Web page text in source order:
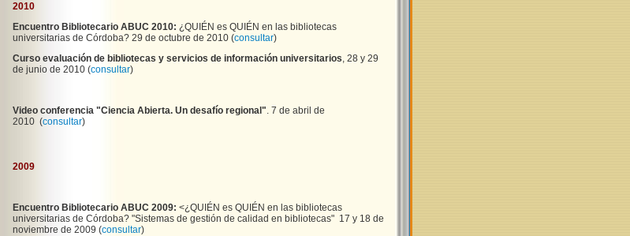
2010
Encuentro Bibliotecario ABUC 2010: ¿QUIÉN es QUIÉN en las bibliotecas
universitarias de Córdoba? 29 de octubre de 2010(consultar)
Curso evaluación de bibliotecas y servicios de información universitarios, 28 y 29
de junio de 2010 (consultar)
Video conferencia "Ciencia Abierta. Un desafío regional". 7 de abril de
2010 (consultar)
2009
Encuentro Bibliotecario ABUC 2009: <¿QUIÉN es QUIÉN en las bibliotecas
universitarias de Córdoba? "Sistemas de gestión de calidad en bibliotecas" 17 y 18 de
noviembre de 2009 (consultar)